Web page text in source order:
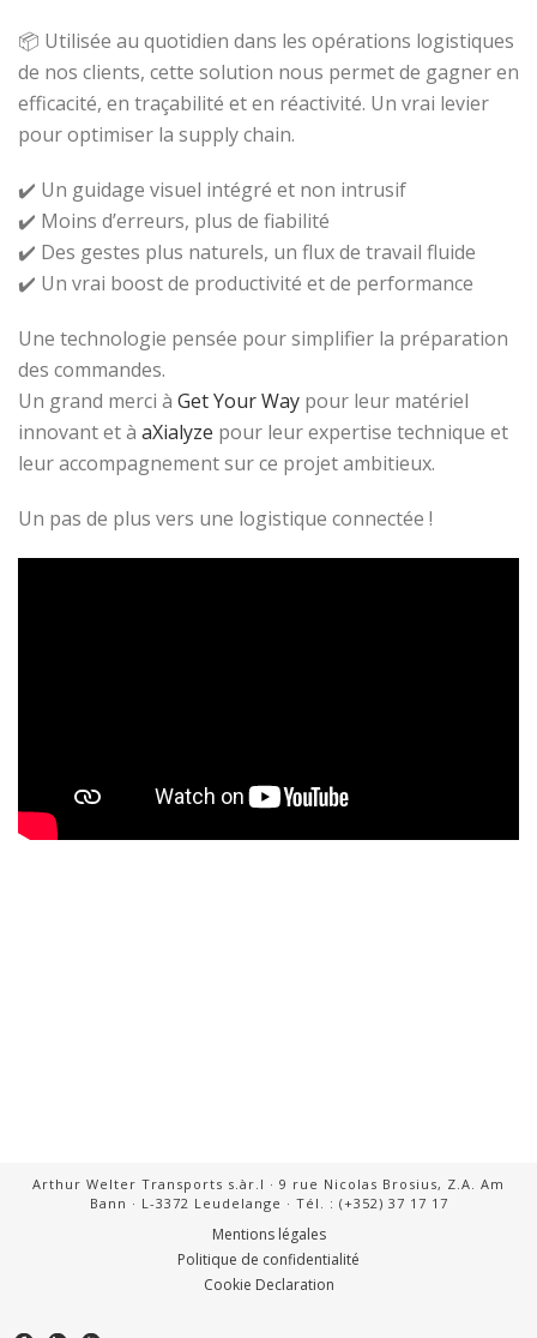
📦 Utilisée au quotidien dans les opérations logistiques
de nos clients, cette solution nous permet de gagner en
efficacité, en traçabilité et en réactivité. Un vrai levier
pour optimiser la supply chain.
✔️ Un guidage visuel intégré et non intrusif
✔️ Moins d’erreurs, plus de fiabilité
✔️ Des gestes plus naturels, un flux de travail fluide
✔️ Un vrai boost de productivité et de performance
Une technologie pensée pour simplifier la préparation
des commandes.
Un grand merci à Get Your Way pour leur matériel
innovant et à aXialyze pour leur expertise technique et
leur accompagnement sur ce projet ambitieux.
Un pas de plus vers une logistique connectée !
Arthur Welter Transports s.àr.l · 9 rue Nicolas Brosius, Z.A. Am
Bann · L-3372 Leudelange · Tél. : (+352) 37 17 17
Mentions légales
Politique de confidentialité
Cookie Declaration